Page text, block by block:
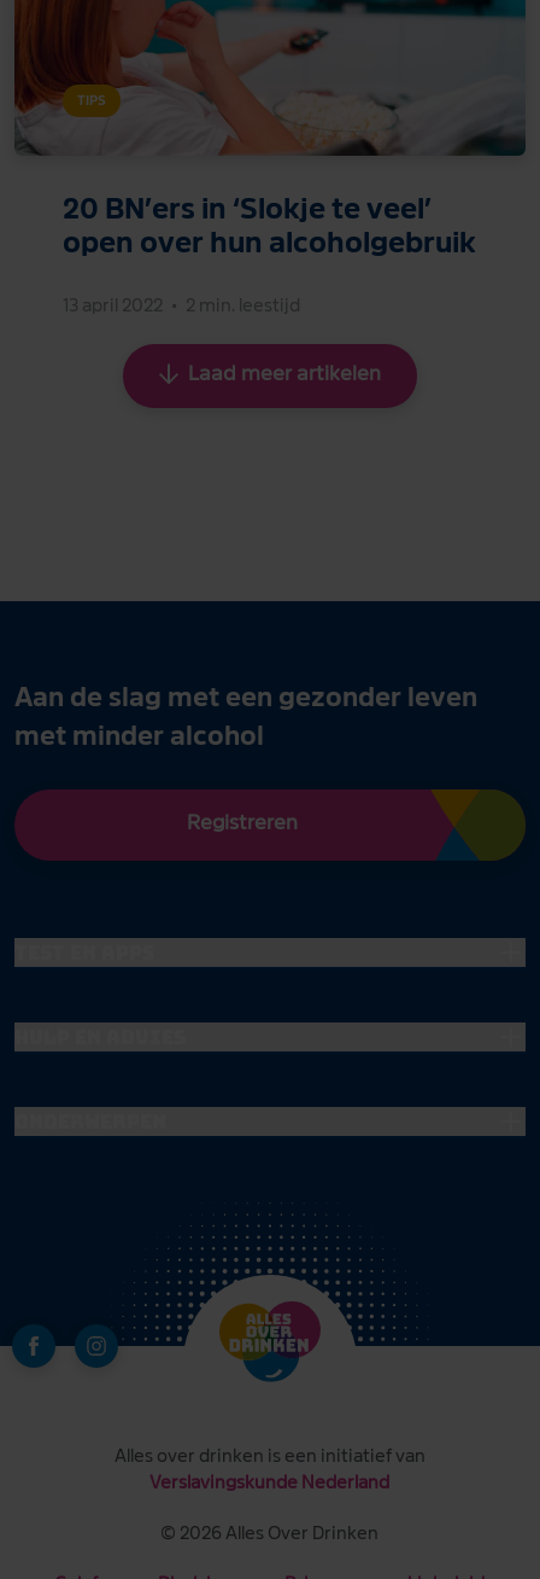
TIPS
20 BN’ers in ‘Slokje te veel’
open over hun alcoholgebruik
13 april 2022 • 2 min. leestijd
Laad meer artikelen
Aan de slag met een gezonder leven
met minder alcohol
Registreren
© 2026 Alles Over Drinken
Alles over drinken is een initiatief van
Verslavingskunde Nederland